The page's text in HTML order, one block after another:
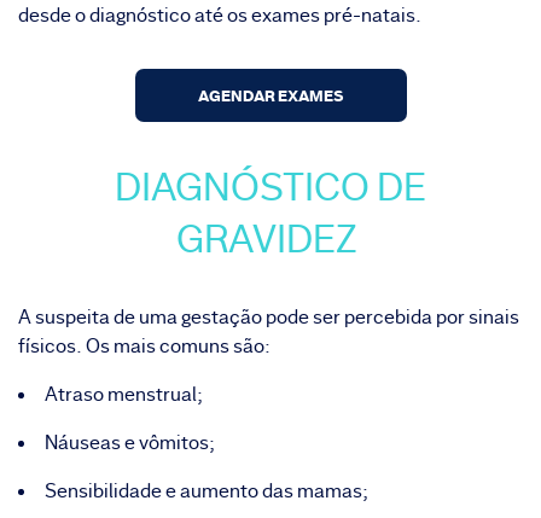
desde o diagnóstico até os exames pré-natais.
AGENDAR EXAMES
DIAGNÓSTICO DE
GRAVIDEZ
A suspeita de uma gestação pode ser percebida por sinais
físicos. Os mais comuns são:
Atraso menstrual;
Náuseas e vômitos;
Sensibilidade e aumento das mamas;